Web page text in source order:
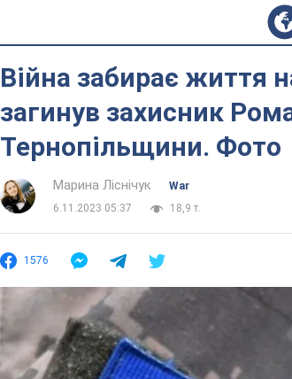
Війна забирає життя
загинув захисник
Тернопільщини. Фото
Марина Ліснічук
War
6.11.2023 05:37
18,9 т.
1576